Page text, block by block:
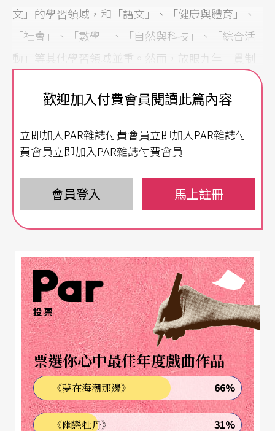
文」的學習領域，和「語文」、「健康與體育」、
「社會」、「數學」、「自然與科技」、「綜合活
動」等其他學習領域並重。然而，放眼九年一貫制
的課程科目編列，藝術學科規畫依舊停留在舊教育
概念下的「音樂」、「美術」兩項單一學科，在講
費解。藝術面貌愈來愈多樣，跨界結合的藝術作品
演藝術全方位的教育不應在正規的教育體系中缺
席，而影響下一代美學觀的培養和發展。
九年一貫課程雖然是近年來教育界的熱門話題，但
早在一九六八年，教育部就已經開始實施九年國民
義務教育。數十年來雖然歷經多次課程變更與革
新，且每一次改革都提出九年一貫、生活化與整體
化的理念，卻從未眞正看到這項教育理念落實在教
育體系內。直到一九九五年，行政院成立教育改革
審議委員會，經過兩年研議，提出教育改革的建
歡迎加入付費會員閱讀此篇內容
立即加入PAR雜誌付費會員立即加入PAR雜誌付
費會員立即加入PAR雜誌付費會員
會員登入 馬上註冊
投票
票選你心中最佳年度戲曲作品
《夢在海潮那邊》 66%
《幽戀牡丹》 31%